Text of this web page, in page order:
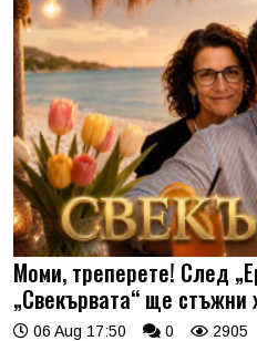
Моми, треперете! След
„Свекървата“ ще стъжни
06 Aug 17:50 0 2905